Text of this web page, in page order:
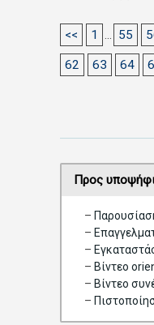
<< 1 ... 55
62 63 64
Προς
–
–
–
– Βίντεο
– Bίντεο
–